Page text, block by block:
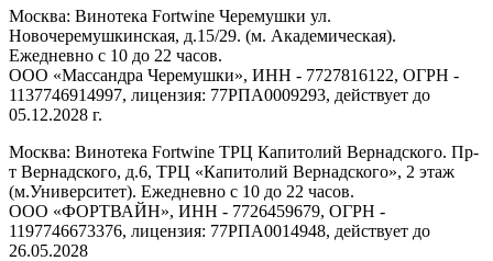
Москва: Винотека Fortwine Черемушки ул.
Новочеремушкинская, д.15/29. (м. Академическая).
Ежедневно с 10 до 22 часов.
ООО «Массандра Черемушки», ИНН - 7727816122, ОГРН -
1137746914997, лицензия: 77РПА0009293, действует до
05.12.2028 г.
Москва: Винотека Fortwine ТРЦ Капитолий Вернадского. Пр-
т Вернадского, д.6, ТРЦ «Капитолий Вернадского», 2 этаж
(м.Университет). Ежедневно с 10 до 22 часов.
ООО «ФОРТВАЙН», ИНН - 7726459679, ОГРН -
1197746673376, лицензия: 77РПА0014948, действует до
26.05.2028